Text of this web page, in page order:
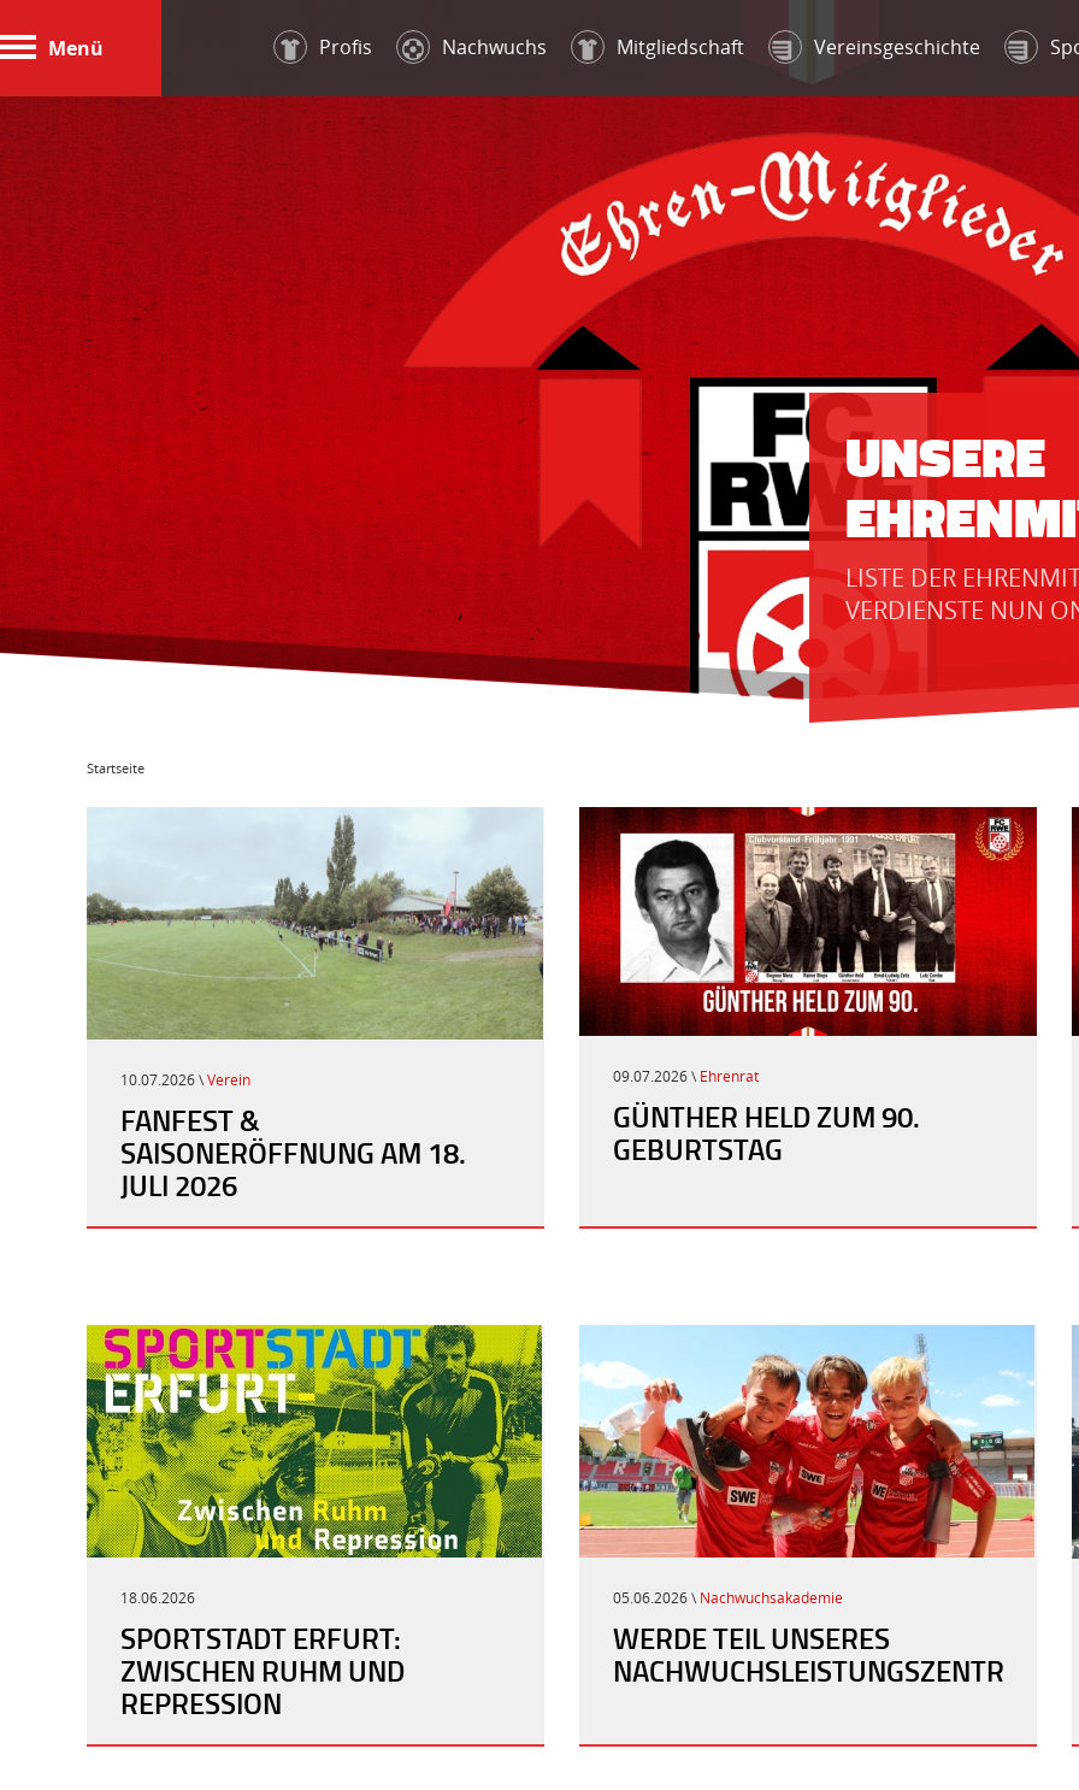
Menü Profis Nachwuchs Mitgliedschaft Vereinsgeschichte
VEREINSSPIELPLAN
UNSERE
LISTE DER
VERDIENSTE NUN
VEREINSSPIELPLAN
VERDIENSTE NUN
Startseite
10.07.2026 \Verein
FANFEST &
SAISONERÖFFNUNG AM 18.
JULI 2026
09.07.2026 \ Ehrenrat
GÜNTHER HELD ZUM 90.
GEBURTSTAG
18.06.2026
SPORTSTADT ERFURT:
ZWISCHEN RUHM UND
REPRESSION
05.06.2026 \ Nachwuchsakademie
WERDE TEIL UNSERES
NACHWUCHSLEISTUNGSZENTRUMS!